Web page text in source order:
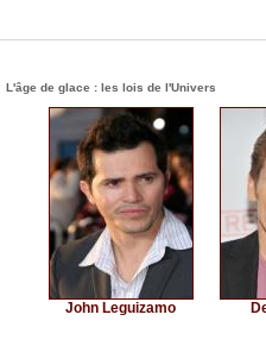
L'âge de glace : les lois de l'Univers
John Leguizamo